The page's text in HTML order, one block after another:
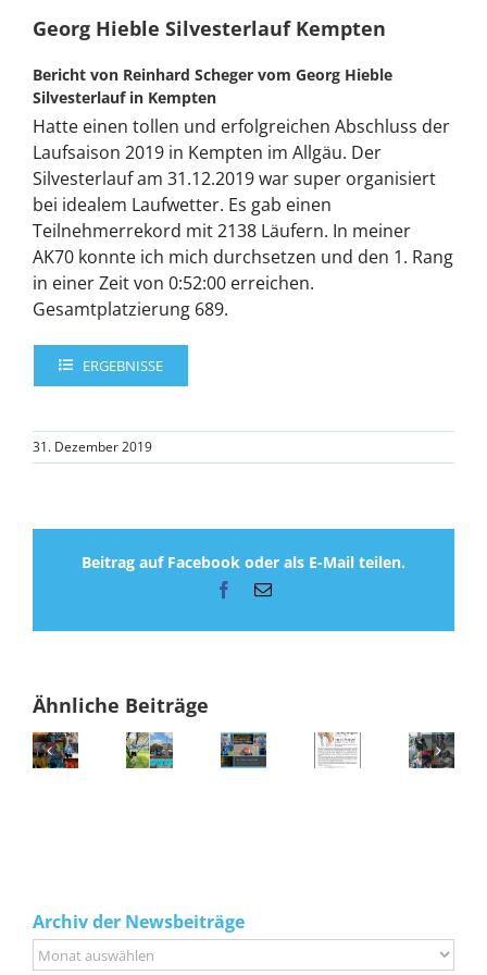
Georg Hieble Silvesterlauf Kempten
Bericht von Reinhard Scheger vom Georg Hieble
Silvesterlauf in Kempten
Hatte einen tollen und erfolgreichen Abschluss der
Laufsaison 2019 in Kempten im Allgäu. Der
Silvesterlauf am 31.12.2019 war super organisiert
bei idealem Laufwetter. Es gab einen
Teilnehmerrekord mit 2138 Läufern. In meiner
AK70 konnte ich mich durchsetzen und den 1. Rang
in einer Zeit von 0:52:00 erreichen.
Gesamtplatzierung 689.
ERGEBNISSE
31. Dezember 2019
Beitrag auf Facebook oder als E-Mail teilen.
Facebook
E-
Ähnliche Beiträge
Archiv der Newsbeiträge
Archiv